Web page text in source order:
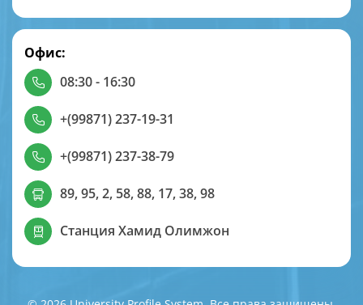
Офис:
08:30 - 16:30
+(99871) 237-19-31
+(99871) 237-38-79
89, 95, 2, 58, 88, 17, 38, 98
Станция Хамид Олимжон